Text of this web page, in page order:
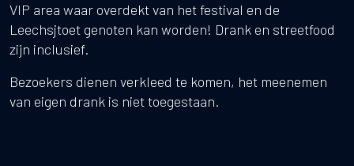
VIP area waar overdekt van het festival en de
Leechsjtoet genoten kan worden! Drank en streetfood
zijn inclusief.
Bezoekers dienen verkleed te komen, het meenemen
van eigen drank is niet toegestaan.